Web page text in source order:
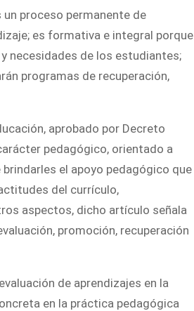
proceso permanente de
es formativa e integral porque
necesidades de los estudiantes;
programas de recuperación,
aprobado por Decreto
pedagógico, orientado a
el apoyo pedagógico que
del currículo,
aspectos, dicho artículo señala
promoción, recuperación
de aprendizajes en la
en la práctica pedagógica